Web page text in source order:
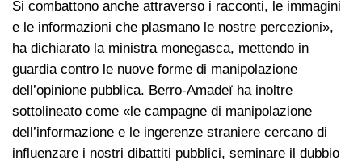
Si combattono anche attraverso i racconti, le immagini
e le informazioni che plasmano le nostre percezioni»,
ha dichiarato la ministra monegasca, mettendo in
guardia contro le nuove forme di manipolazione
dell’opinione pubblica. Berro-Amadeï ha inoltre
sottolineato come «le campagne di manipolazione
dell’informazione e le ingerenze straniere cercano di
influenzare i nostri dibattiti pubblici, seminare il dubbio